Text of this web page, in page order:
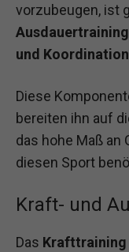
vorzubeugen, ist
Ausdauertraining
und Koordination
Diese
bereiten ihn auf
das hohe Maß an
diesen Sport
Kraft- und
Das Krafttraining